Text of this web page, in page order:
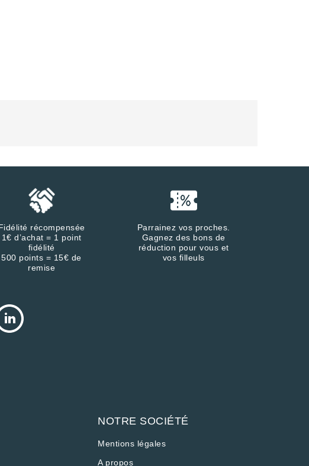
récompensée
1€ d’achat = 1 point
fidélité
500 points = 15€ de
remise
Parrainez vos proches.
Gagnez des bons de
réduction pour vous et
vos filleuls
NOTRE SOCIÉTÉ
Mentions légales
A propos